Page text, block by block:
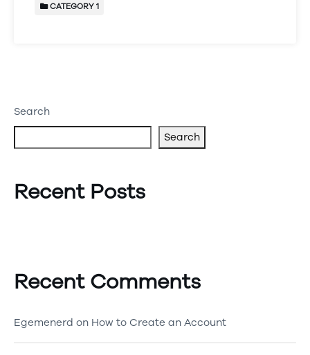
CATEGORY 1
Search
Search
Recent Posts
Recent Comments
Egemenerd on How to Create an Account